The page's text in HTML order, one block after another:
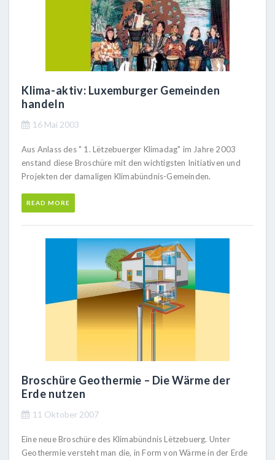
Klima-aktiv: Luxemburger Gemeinden
handeln
16 Mai 2003
Aus Anlass des " 1. Lëtzebuerger Klimadag" im Jahre 2003
enstand diese Broschüre mit den wichtigsten Initiativen und
Projekten der damaligen Klimabündnis-Gemeinden.
READ MORE
Broschüre Geothermie – Die Wärme der
Erde nutzen
11 Oktober 2007
Eine neue Broschüre des Klimabündnis Lëtzebuerg. Unter
Geothermie versteht man die, in Form von Wärme in der Erde